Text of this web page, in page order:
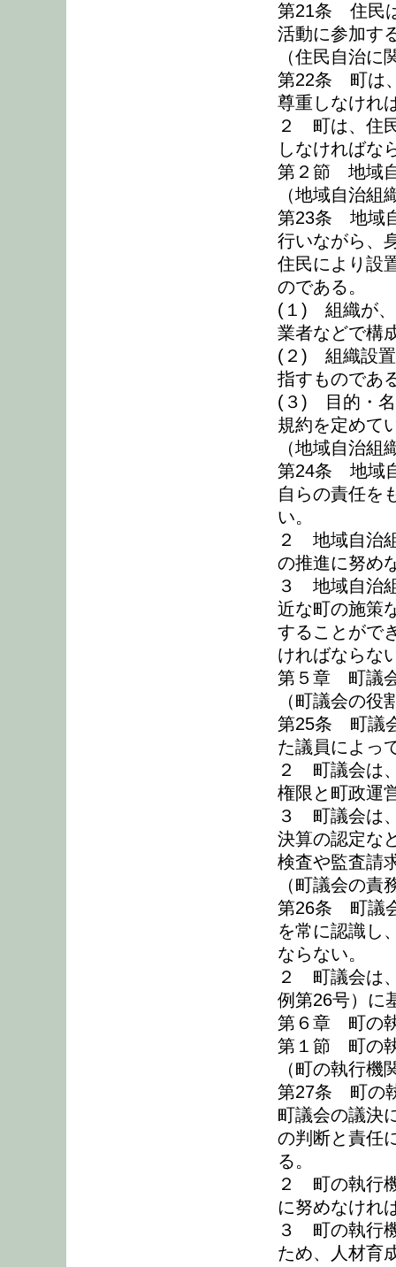
第21条 住民
活動に参加す
（住民自治に
第22条 町は
尊重しなけれ
２ 町は、住
しなければな
第２節 地域
（地域自治組
第23条 地域
行いながら、
住民により設
のである。
(１) 組織が、
業者などで構
(２) 組織設置
指すものであ
(３) 目的・名
規約を定めて
（地域自治組
第24条 地域
自らの責任を
い。
２ 地域自治
の推進に努め
３ 地域自治
近な町の施策
することがで
ければならな
第５章 町議
（町議会の役
第25条 町議
た議員によっ
２ 町議会は
権限と町政運
３ 町議会は
決算の認定な
検査や監査請
（町議会の責
第26条 町議
を常に認識し
ならない。
２ 町議会は
例第26号）に
第６章 町の
第１節 町の
（町の執行機
第27条 町の
町議会の議決
の判断と責任
る。
２ 町の執行
に努めなけれ
３ 町の執行
ため、人材育